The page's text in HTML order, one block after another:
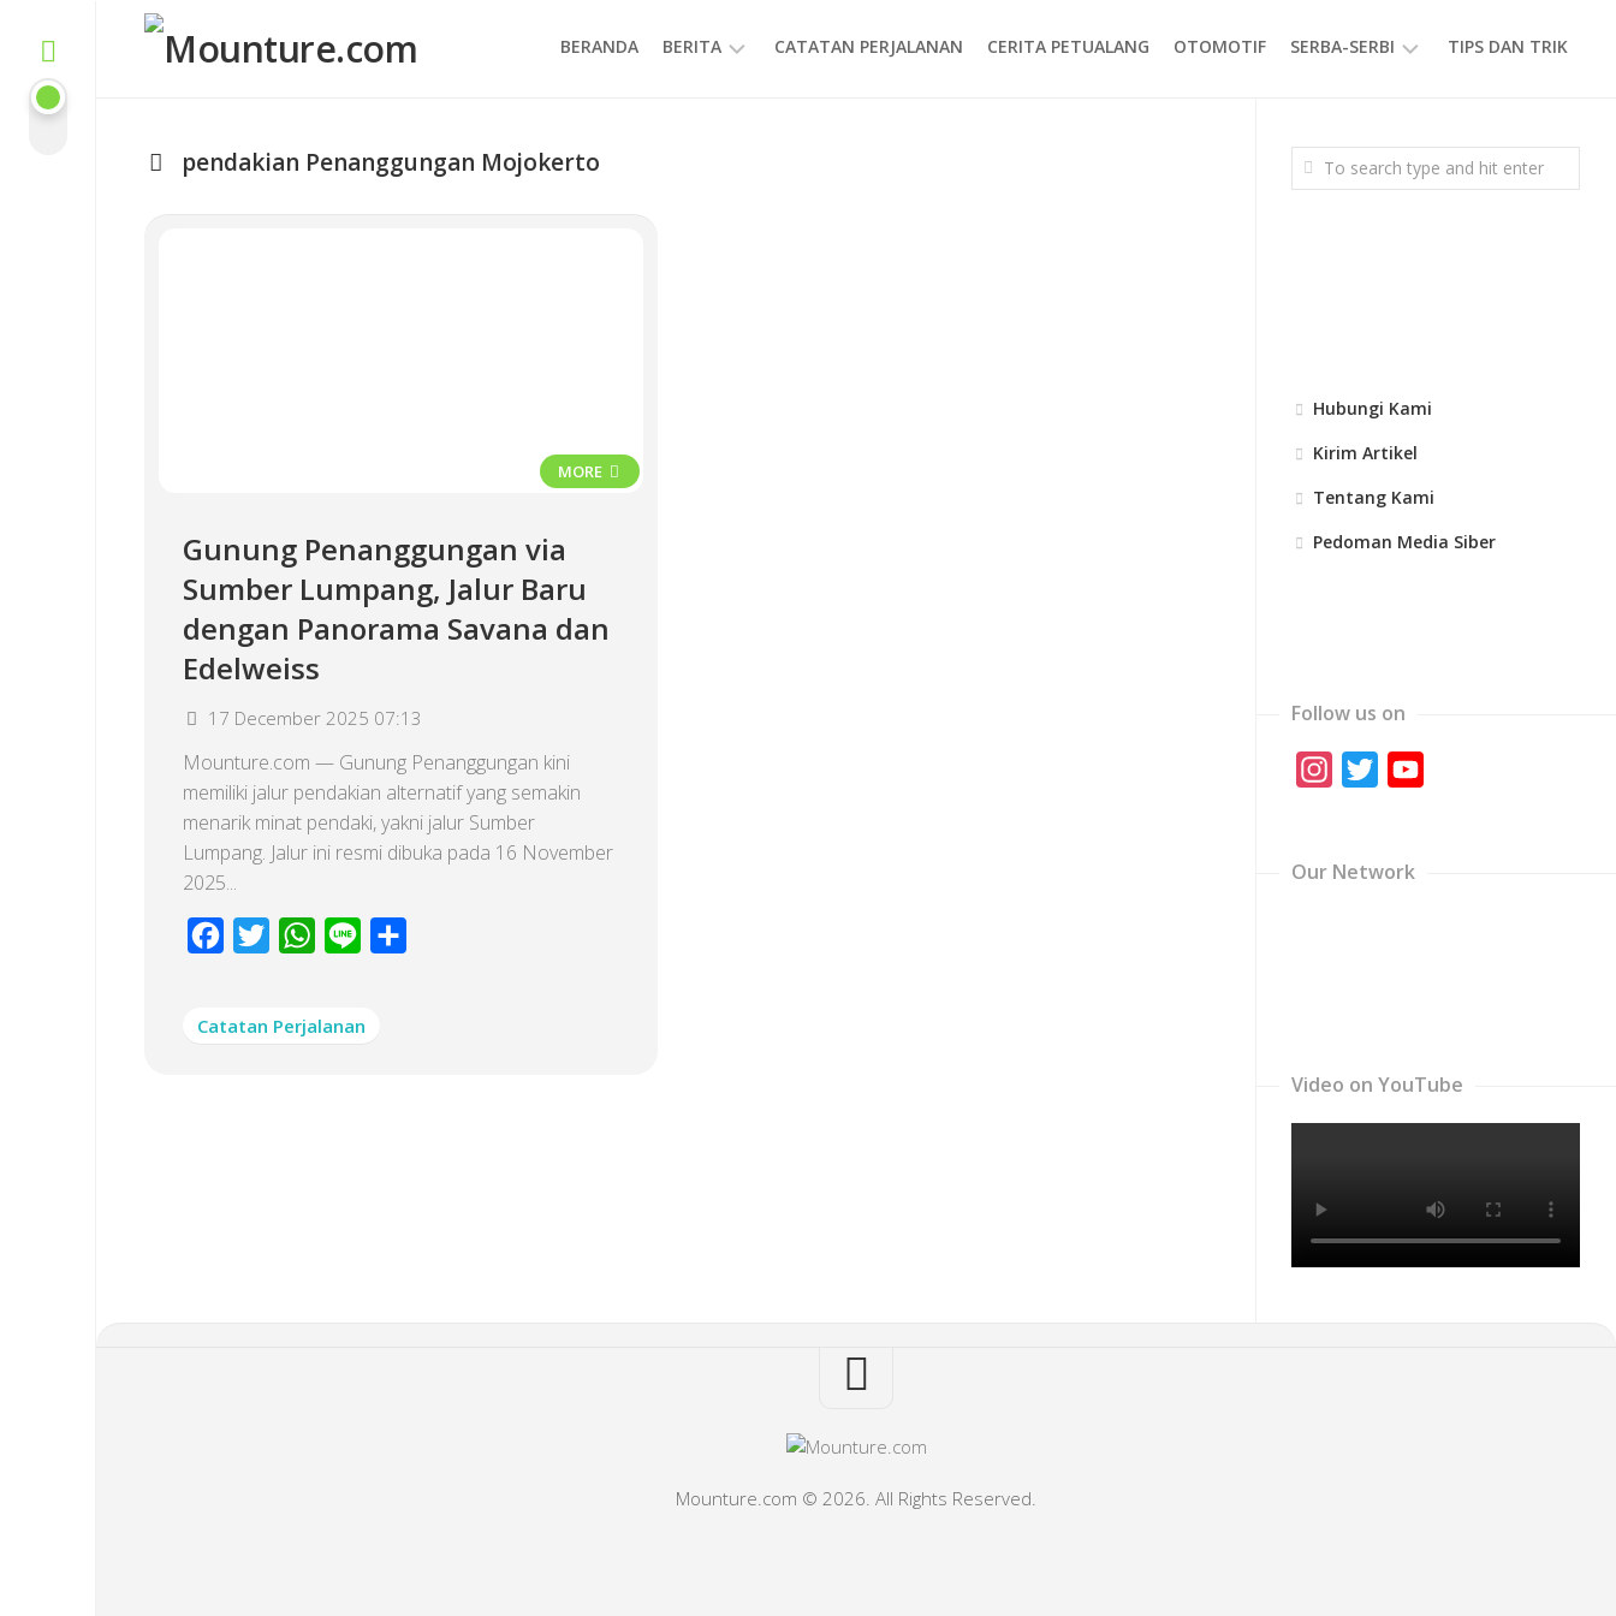
content
BERANDA BERITA CATATAN PERJALANAN CERITA PETUALANG OTOMOTIF SERBA-SERBI
GAYA
HIDUP
TIPS DAN TRIK
pendakian Penanggungan Mojokerto
MORE
Gunung Penanggungan via
Sumber Lumpang, Jalur Baru
dengan Panorama Savana dan
Edelweiss
17 December 2025 07:13
Mounture.com — Gunung Penanggungan kini
memiliki jalur pendakian alternatif yang semakin
menarik minat pendaki, yakni jalur Sumber
Lumpang. Jalur ini resmi dibuka pada 16 November
2025...
Facebook
Twitter WhatsApp
Line
Catatan Perjalanan
Hubungi Kami
Kirim Artikel
Tentang Kami
Pedoman Media Siber
Follow us on
Instagram
Twitter
Our Network
Video on YouTube
Mounture.com © 2026. All Rights Reserved.